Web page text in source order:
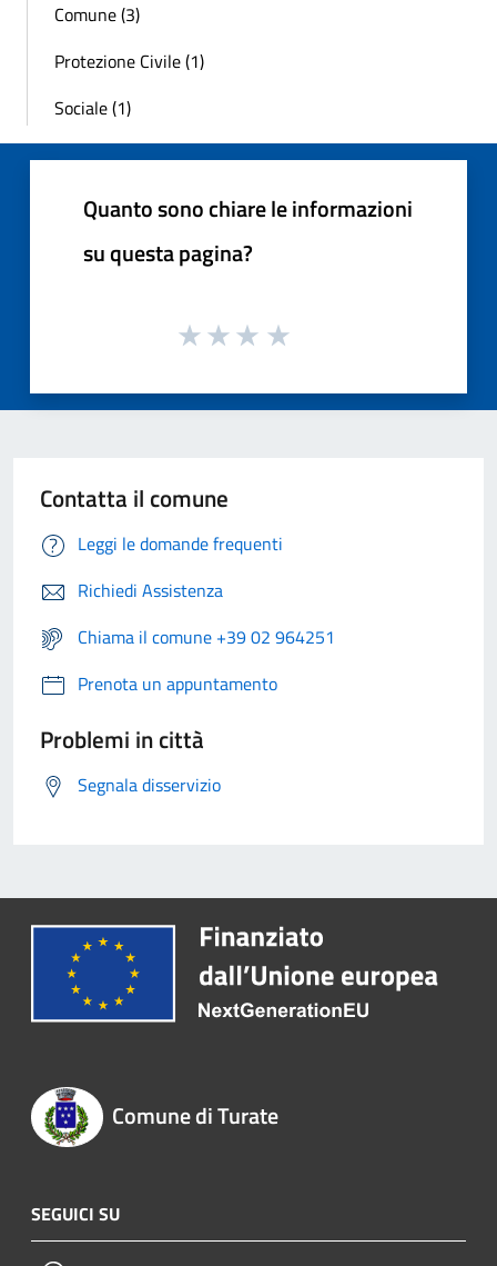
Comune (3)
Protezione Civile (1)
Sociale (1)
Quanto sono chiare le informazioni
su questa pagina?
Contatta il comune
Leggi le domande frequenti
Richiedi Assistenza
Chiama il comune +39 02 964251
Prenota un appuntamento
Problemi in città
Segnala disservizio
Comune di Turate
SEGUICI SU